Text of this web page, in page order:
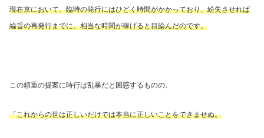
現在京において、臨時の発行にはひどく時間がかかっており、紛失させれば
綸旨の再発行までに、相当な時間が稼げると目論んだのです。
この頼重の提案に時行は乱暴だと困惑するものの、
「これからの世は正しいだけでは本当に正しいことをできませぬ。